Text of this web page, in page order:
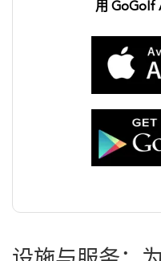
用 GoGolf